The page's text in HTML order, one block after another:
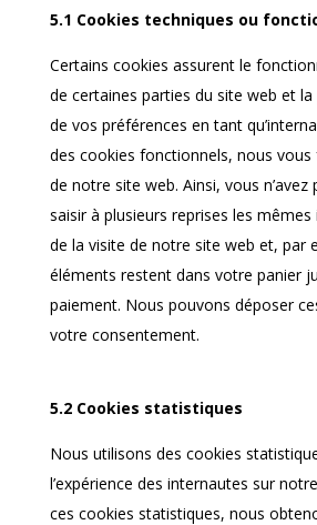
5.1 Cookies techniques ou
Certains cookies assurent le
de certaines parties du site web et
de vos préférences en tant
des cookies fonctionnels, nous vous
de notre site web. Ainsi, vous n’avez
saisir à plusieurs reprises les
de la visite de notre site web et, par
éléments restent dans votre panier
paiement. Nous pouvons déposer
votre consentement.
5.2 Cookies statistiques
Nous utilisons des cookies
l’expérience des internautes sur
ces cookies statistiques, nous